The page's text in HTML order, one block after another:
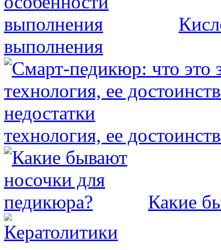
выполнения
технология, ее
Какие